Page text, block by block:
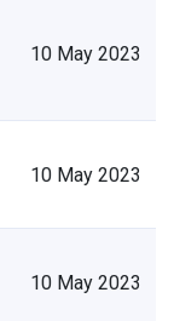
10 May 2023
10 May 2023
10 May 2023